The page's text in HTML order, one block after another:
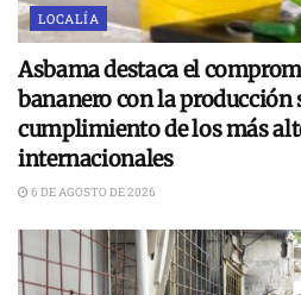
LOCALÍA
Asbama destaca el
bananero con la producción
cumplimiento de los más
internacionales
6 DE AGOSTO DE 2026